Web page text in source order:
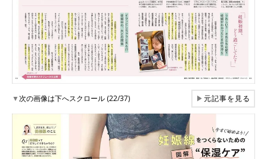
▼次の画像は下へスクロール (22/37) ▶元記事を見る